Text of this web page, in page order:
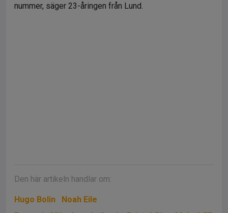
nummer, säger 23-åringen från Lund.
Den här artikeln handlar om:
Hugo Bolin
Noah Eile